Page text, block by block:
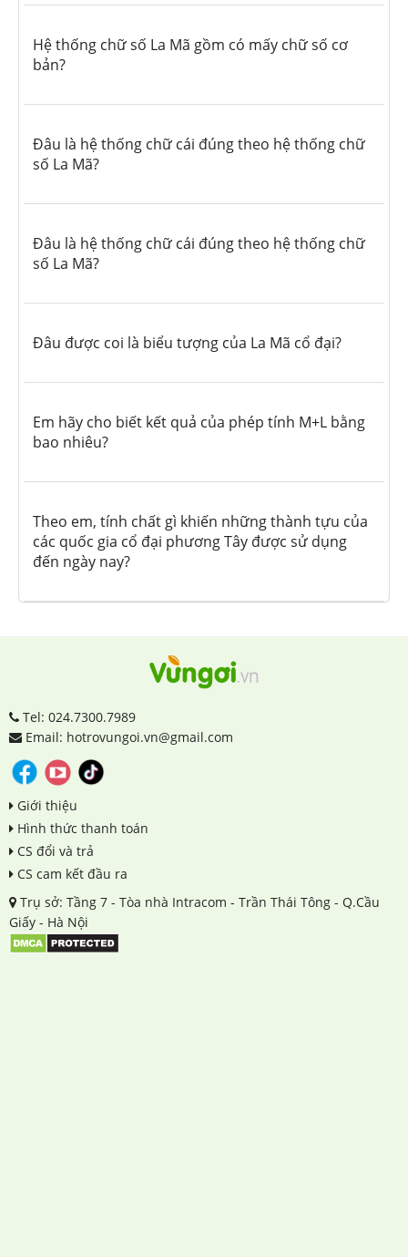
Hệ thống chữ số La Mã gồm có mấy chữ số cơ
bản?
Đâu là hệ thống chữ cái đúng theo hệ thống chữ
số La Mã?
Đâu là hệ thống chữ cái đúng theo hệ thống chữ
số La Mã?
Đâu được coi là biểu tượng của La Mã cổ đại?
Em hãy cho biết kết quả của phép tính M+L bằng
bao nhiêu?
Theo em, tính chất gì khiến những thành tựu của
các quốc gia cổ đại phương Tây được sử dụng
đến ngày nay?
Tel: 024.7300.7989
Email: hotrovungoi.vn@gmail.com
Giới thiệu
Hình thức thanh toán
CS đổi và trả
CS cam kết đầu ra
Trụ sở: Tầng 7 - Tòa nhà Intracom - Trần Thái Tông - Q.Cầu
Giấy - Hà Nội